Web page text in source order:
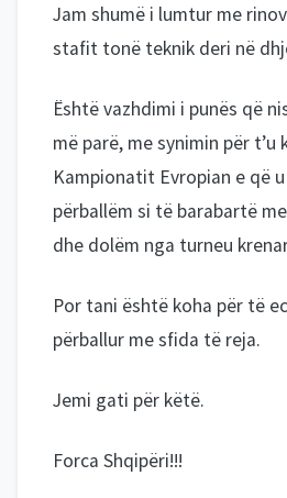
Jam shumë i lumtur me
stafit tonë teknik deri në
Është vazhdimi i punës që
më parë, me synimin për
Kampionatit Evropian e që
përballëm si të barabartë
dhe dolëm nga turneu
Por tani është koha për të
përballur me sfida të reja.
Jemi gati për këtë.
Forca Shqipëri!!!